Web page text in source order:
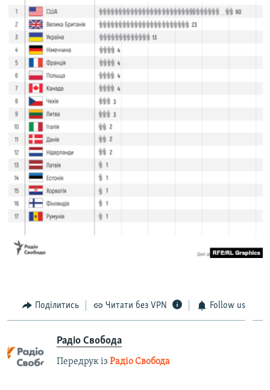
Поділитись Читати без VPN Follow us
Радіо Свобода
Передрук із Радіо Свобода